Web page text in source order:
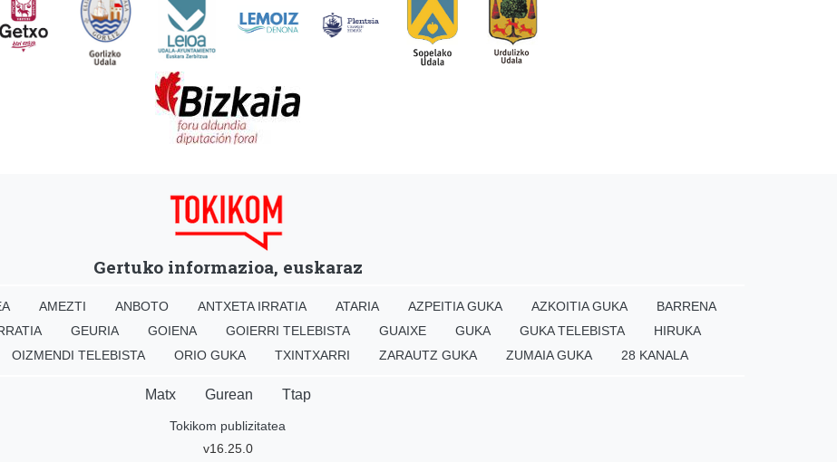
Gertuko informazioa, euskaraz
AMEZTI ANBOTO ANTXETA IRRATIA ATARIA AZPEITIA GUKA AZKOITIA GUKA
BARRENA
GEURIA GOIENA GOIERRI TELEBISTA GUAIXE GUKA GUKA TELEBISTA
HIRUKA
OIZMENDI TELEBISTA ORIO GUKA TXINTXARRI ZARAUTZ GUKA ZUMAIA GUKA 28 KANALA
Matx Gurean Ttap
Tokikom publizitatea
v16.25.0